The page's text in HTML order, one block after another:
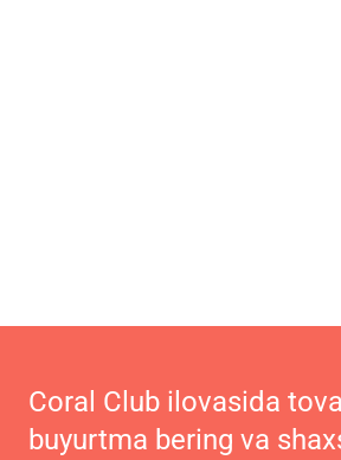
Coral Club ilovasida
buyurtma bering va